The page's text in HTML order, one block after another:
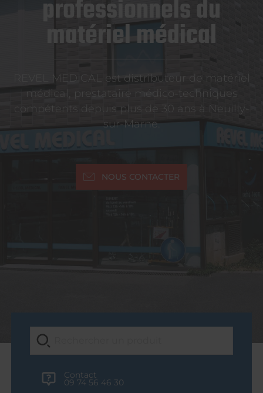
professionnels du
matériel médical
REVEL MEDICAL est distributeur de matériel
médical, prestataire médico-techniques
compétents depuis plus de 30 ans à Neuilly-
sur-Marne.
NOUS CONTACTER
Contact
09 74 56 46 30